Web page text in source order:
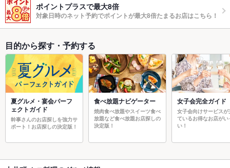
ポイントプラスで最大8倍
対象日時のネット予約でポイントが最大8倍たまるお店はこちら！
目的から探す・予約する
夏グルメ・宴会パーフ
ェクトガイド
幹事さんのお店探しを強力サ
ポート！お店探しの決定版！
食べ放題ナビゲーター
焼肉食べ放題やスイーツ食べ
放題など食べ放題お店探しの
決定版！
女子会完全ガイド
女子会向けサービスが
ているお得なお店がい
い！